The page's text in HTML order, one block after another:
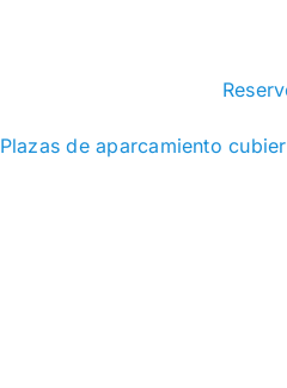
Plazas de aparcamiento